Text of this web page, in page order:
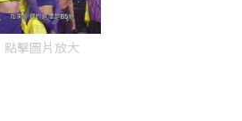
點擊圖片放大